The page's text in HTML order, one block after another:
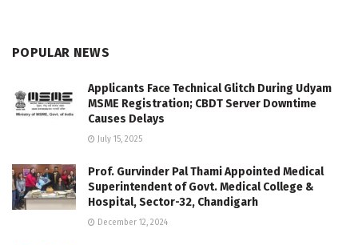
POPULAR NEWS
Applicants Face Technical Glitch During Udyam
MSME Registration; CBDT Server Downtime
Causes Delays
July 15, 2025
Prof. Gurvinder Pal Thami Appointed Medical
Superintendent of Govt. Medical College &
Hospital, Sector-32, Chandigarh
December 12, 2024